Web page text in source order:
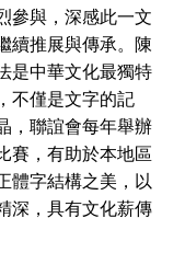
參與，深感此一文
續推展與傳承。陳
是中華文化最獨特
不僅是文字的記
，聯誼會每年舉辦
賽，有助於本地區
體字結構之美，以
深，具有文化薪傳